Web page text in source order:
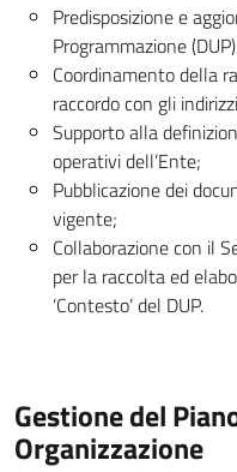
Predisposizione e
Programmazione
Coordinamento della
raccordo con gli
Supporto alla
operativi dell’Ente;
Pubblicazione dei
vigente;
Collaborazione con il
per la raccolta ed
‘Contesto’ del DUP.
Gestione del
Organizzazione